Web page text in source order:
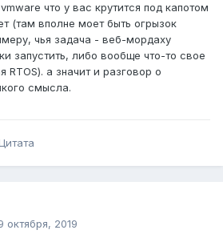
что у вас крутится под капотом
(там вполне моет быть огрызок
чья задача - веб-мордаху
запустить, либо вообще что-то свое
RTOS). а значит и разговор о
смысла.
октября, 2019